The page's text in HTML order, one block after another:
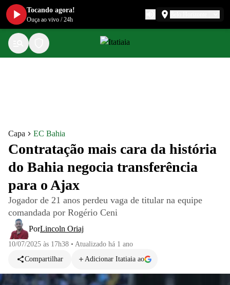
Capa EC Bahia
Contratação mais cara da história
do Bahia negocia transferência
para o Ajax
Jogador de 21 anos perdeu vaga de titular na equipe
comandada por Rogério Ceni
PorLincoln Oriaj
10/07/2025 às 17h38 • Atualizado há 1 ano
Compartilhar
Adicionar Itatiaia ao
Tocando agora!
Ouça ao vivo /24h